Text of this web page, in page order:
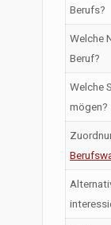
Berufs?
Welche
Beruf?
Welche
mögen?